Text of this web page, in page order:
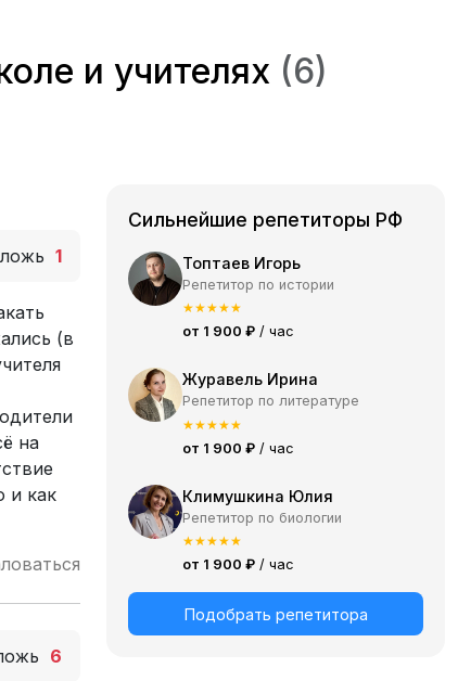
и учителях (6)
1
(в
на
и как
6
Сильнейшие репетиторы РФ
Топтаев Игорь
Репетитор по истории
★★★★★
от 1 900 ₽ / час
Журавель Ирина
Репетитор по литературе
★★★★★
от 1 900 ₽ / час
Климушкина Юлия
Репетитор по биологии
★★★★★
от 1 900 ₽ / час
Подобрать репетитора